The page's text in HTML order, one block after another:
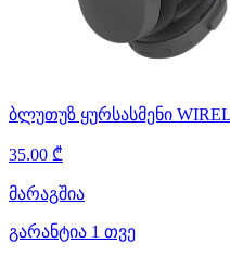
ბლუთუზ ყურსასმენი
35.00 ₾
მარაგშია
გარანტია 1 თვე